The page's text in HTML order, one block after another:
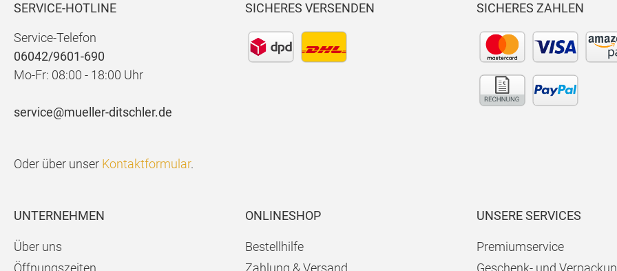
SERVICE-HOTLINE
Service-Telefon
06042/9601-690
Mo-Fr: 08:00 - 18:00 Uhr
service@mueller-ditschler.de
Oder über unser Kontaktformular.
SICHERES VERSENDEN SICHERES ZAHLEN
UNTERNEHMEN
Über uns
Öffnungszeiten
ONLINESHOP
Bestellhilfe
Zahlung & Versand
UNSERE SERVICES
Premiumservice
Geschenk- und